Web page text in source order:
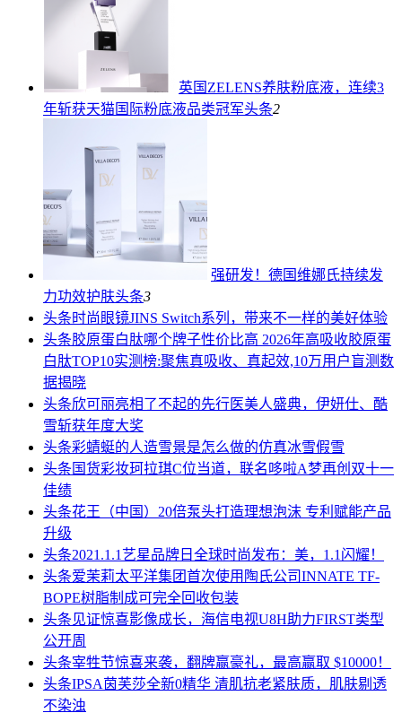
英国ZELENS养肤粉底液，连续3
年斩获天猫国际粉底液品类冠军头条2
强研发！德国维娜氏持续发
力功效护肤头条3
头条时尚眼镜JINS Switch系列，带来不一样的美好体验
头条胶原蛋白肽哪个牌子性价比高 2026年高吸收胶原蛋
白肽TOP10实测榜:聚焦真吸收、真起效,10万用户盲测数
据揭晓
头条欣可丽亮相了不起的先行医美人盛典，伊妍仕、酷
雪斩获年度大奖
头条彩蜻蜓的人造雪景是怎么做的仿真冰雪假雪
头条 国货彩妆珂拉琪C位当道，联名哆啦A梦再创双十一
佳绩
头条花王（中国）20倍泵头打造理想泡沫 专利赋能产品
升级
头条2021.1.1艺星品牌日全球时尚发布：美，1.1闪耀！
头条爱茉莉太平洋集团首次使用陶氏公司INNATE TF-
BOPE树脂制成可完全回收包装
头条见证惊喜影像成长，海信电视U8H助力FIRST类型
公开周
头条宰牲节惊喜来袭，翻牌赢豪礼，最高赢取 $10000！
头条IPSA茵芙莎全新0精华 清肌抗老紧肤质，肌肤剔透
不染浊